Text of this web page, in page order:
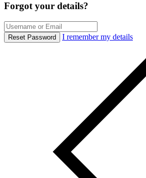
Forgot your details?
Reset Password I remember my details